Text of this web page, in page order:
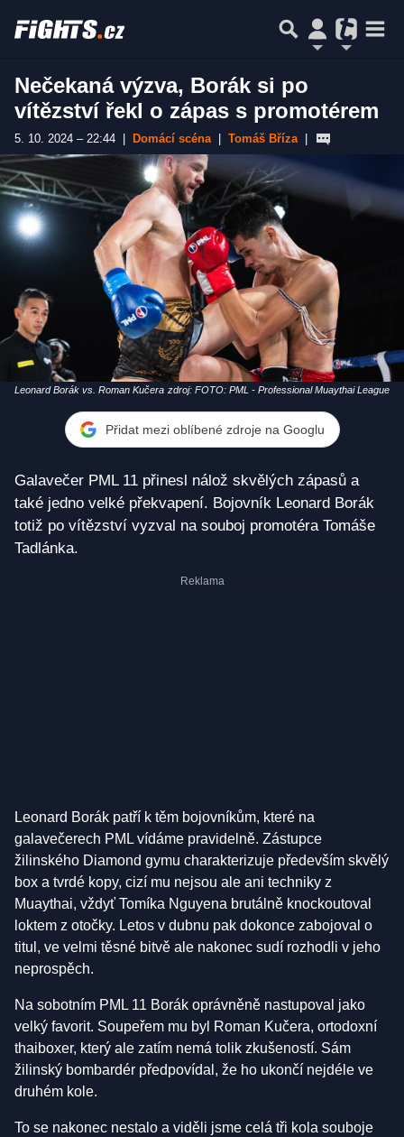
Nečekaná výzva, Borák si po
vítězství řekl o zápas s promotérem
5. 10. 2024 – 22:44 Domácí scéna Tomáš Bříza
Leonard Borák vs. Roman Kučera zdroj: FOTO: PML - Professional Muaythai League
Přidat mezi oblíbené zdroje na Googlu
Galavečer PML 11 přinesl nálož skvělých zápasů a
také jedno velké překvapení. Bojovník Leonard Borák
totiž po vítězství vyzval na souboj promotéra Tomáše
Tadlánka.
Leonard Borák patří k těm bojovníkům, které na
galavečerech PML vídáme pravidelně. Zástupce
žilinského Diamond gymu charakterizuje především skvělý
box a tvrdé kopy, cizí mu nejsou ale ani techniky z
Muaythai, vždyť Tomíka Nguyena brutálně knockoutoval
loktem z otočky. Letos v dubnu pak dokonce zabojoval o
titul, ve velmi těsné bitvě ale nakonec sudí rozhodli v jeho
neprospěch.
Na sobotním PML 11 Borák oprávněně nastupoval jako
velký favorit. Soupeřem mu byl Roman Kučera, ortodoxní
thaiboxer, který ale zatím nemá tolik zkušeností. Sám
žilinský bombardér předpovídal, že ho ukončí nejdéle ve
druhém kole.
To se nakonec nestalo a viděli jsme celá tři kola souboje